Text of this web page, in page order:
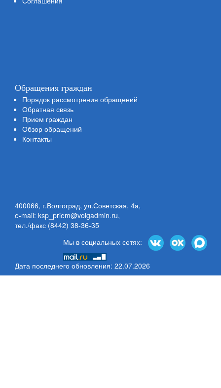
Обращения граждан
Порядок рассмотрения обращений
Обратная связь
Прием граждан
Обзор обращений
Контакты
400066, г.Волгоград, ул.Советская, 4а,
e-mail: ksp_priem@volgadmin.ru,
тел./факс (8442) 38-36-35
Мы в социальных сетях:
Дата последнего обновления: 22.07.2026